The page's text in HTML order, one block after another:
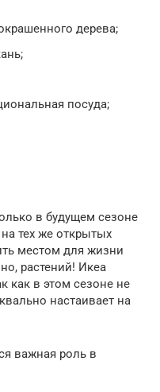
дерева;
посуда;
в будущем сезоне
тех же открытых
местом для жизни
растений! Икеа
как в этом сезоне не
настаивает на
важная роль в